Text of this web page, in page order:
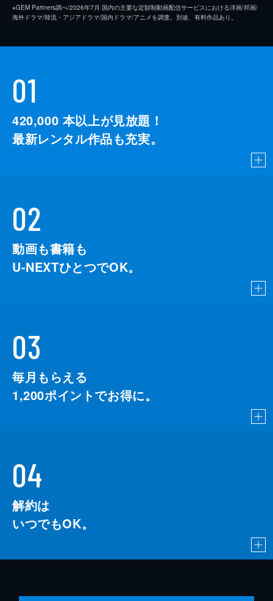
※GEM Partners調べ/2026年7⽉ 国内の主要な定額制動画配信サービスにおける洋画/邦画/
海外ドラマ/韓流・アジアドラマ/国内ドラマ/アニメを調査。別途、有料作品あり。
01
420,000 本以上が見放題！
最新レンタル作品も充実。
02
動画も書籍も
U-NEXTひとつでOK。
03
毎月もらえる
1,200ポイントでお得に。
04
解約は
いつでもOK。